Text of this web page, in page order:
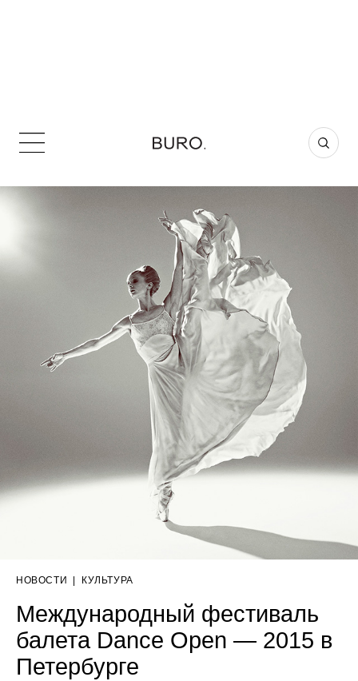
НОВОСТИ КУЛЬТУРА
Международный фестиваль
балета Dance Open — 2015 в
Петербурге